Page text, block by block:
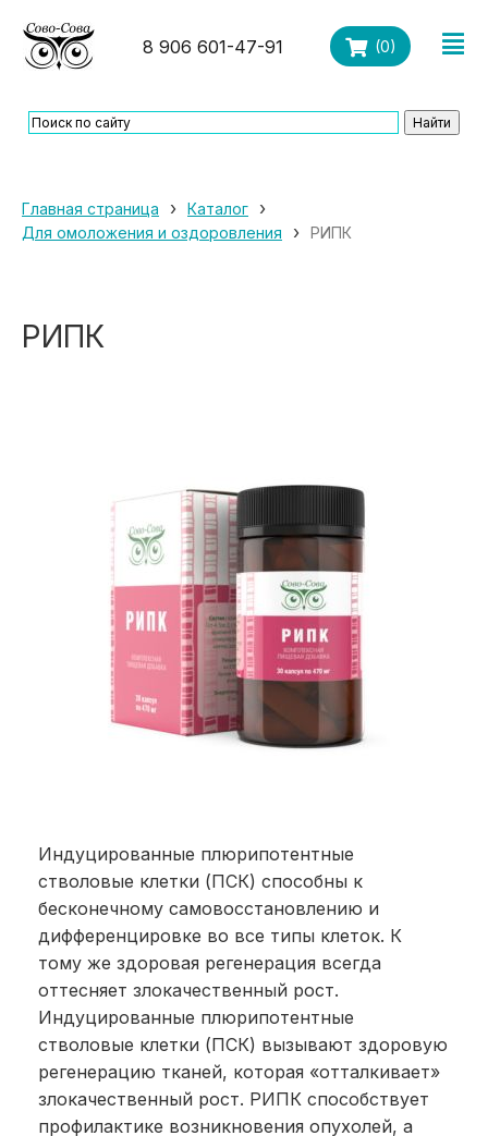
8 906 601-47-91 (0)
Главная страница › Каталог ›
Для омоложения и оздоровления › РИПК
РИПК
Индуцированные плюрипотентные
стволовые клетки (ПСК) способны к
бесконечному самовосстановлению и
дифференцировке во все типы клеток. К
тому же здоровая регенерация всегда
оттесняет злокачественный рост.
Индуцированные плюрипотентные
стволовые клетки (ПСК) вызывают здоровую
регенерацию тканей, которая «отталкивает»
злокачественный рост. РИПК способствует
профилактике возникновения опухолей, а